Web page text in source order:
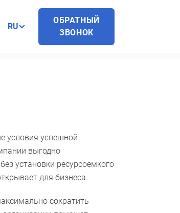
RU
ОБРАТНЫЙ
ЗВОНОК
условия успешной
выгодно
установки ресурсоемкого
для бизнеса.
сократить